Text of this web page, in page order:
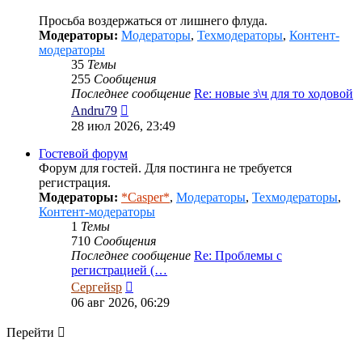
Просьба воздержаться от лишнего флуда.
Модераторы: Модераторы, Техмодераторы, Контент-
модераторы
35 Темы
255 Сообщения
Последнее сообщение Re: новые з\ч для то ходовой
Andru79
к
последнему
28 июл 2026, 23:49
Гостевой форум
Форум для гостей. Для постинга не требуется
регистрация.
Модераторы: *Casper*, Модераторы, Техмодераторы,
Контент-модераторы
1 Темы
710 Сообщения
Последнее сообщение Re: Проблемы с
регистрацией (…
Сергейsp
к
последнему
06 авг 2026, 06:29
Перейти